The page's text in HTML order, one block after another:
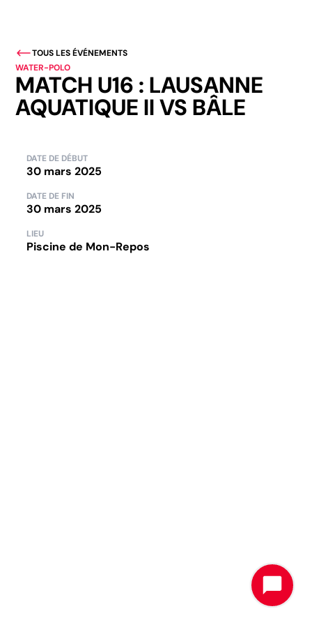
TOUS LES ÉVÉNEMENTS
WATER-POLO
MATCH U16 : LAUSANNE
AQUATIQUE II VS BÂLE
DATE DE DÉBUT
30 mars 2025
DATE DE FIN
30 mars 2025
LIEU
Piscine de Mon-Repos